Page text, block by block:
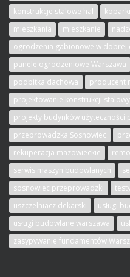
konstrukcje stalowe hal
mieszkania
mieszkanie
ogrodzenia gabionowe w dobrej
panele ogrodzeniowe Warszawa
podbitka dachowa
producent
projektowanie konstrukcji
projekty budynków użyteczności
przeprowadzka Sosnowiec
rekuperacja mazowieckie
serwis maszyn budowlanych
sosnowiec przeprowadzki
uszczelniacz dekarski
usługi
usługi budowlane warszawa
zasypywanie fundamentów